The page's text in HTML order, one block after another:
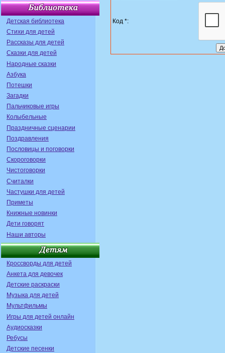
Детская библиотека
Стихи для детей
Рассказы для детей
Сказки для детей
Народные сказки
Азбука
Потешки
Загадки
Пальчиковые игры
Колыбельные
Праздничные сценарии
Поздравления
Пословицы и поговорки
Скороговорки
Чистоговорки
Считалки
Частушки для детей
Приметы
Книжные новинки
Дети говорят
Наши авторы
Кроссворды для детей
Анкета для девочек
Детские раскраски
Музыка для детей
Мультфильмы
Игры для детей онлайн
Аудиосказки
Ребусы
Детские песенки
Код *: